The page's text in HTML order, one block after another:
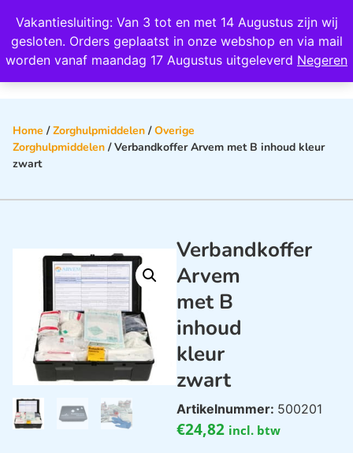
Vakantiesluiting: Van 3 tot en met 14 Augustus zijn wij
gesloten. Orders geplaatst in onze webshop en via mail
worden vanaf maandag 17 Augustus uitgeleverd Negeren
Wij scoren een 4,8 op Google
Home /Zorghulpmiddelen /Overige
Zorghulpmiddelen / Verbandkoffer Arvem met B inhoud kleur
zwart
Verbandkoffer
Arvem
met B
inhoud
kleur
zwart
Artikelnummer: 500201
€24,82 incl. btw